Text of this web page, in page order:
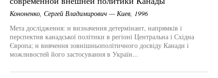
Кононенко, Сергей Владимирович — Киев, 1996
Мета дослідження: н визначення детермінант, напрямків і
перспектив канадської політики в регіоні Центральна і Східна
Європа; н вивчення зовнішньополітичного досвіду Канади і
можливостей його застосування в Україн...